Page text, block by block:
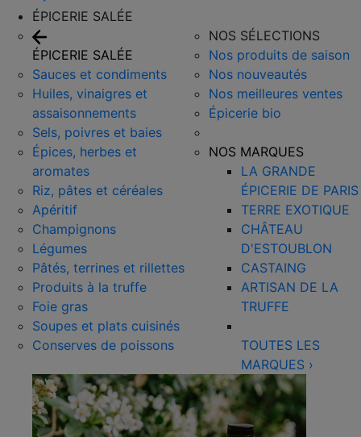
ÉPICERIE SALÉE
ÉPICERIE SALÉE
Sauces et condiments
Huiles, vinaigres et
assaisonnements
Sels, poivres et baies
Épices, herbes et
aromates
Riz, pâtes et céréales
Apéritif
Champignons
Légumes
Pâtés, terrines et rillettes
Produits à la truffe
Foie gras
Soupes et plats cuisinés
Conserves de poissons
NOS SÉLECTIONS
Nos produits de saison
Nos nouveautés
Nos meilleures ventes
Épicerie bio
NOS MARQUES
LA GRANDE
ÉPICERIE DE PARIS
TERRE EXOTIQUE
CHÂTEAU
D'ESTOUBLON
CASTAING
ARTISAN DE LA
TRUFFE
TOUTES LES
MARQUES ›